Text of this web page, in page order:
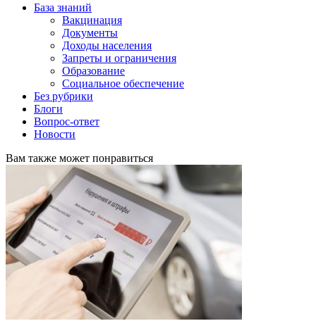
База знаний
Вакцинация
Документы
Доходы населения
Запреты и ограничения
Образование
Социальное обеспечение
Без рубрики
Блоги
Вопрос-ответ
Новости
Вам также может понравиться